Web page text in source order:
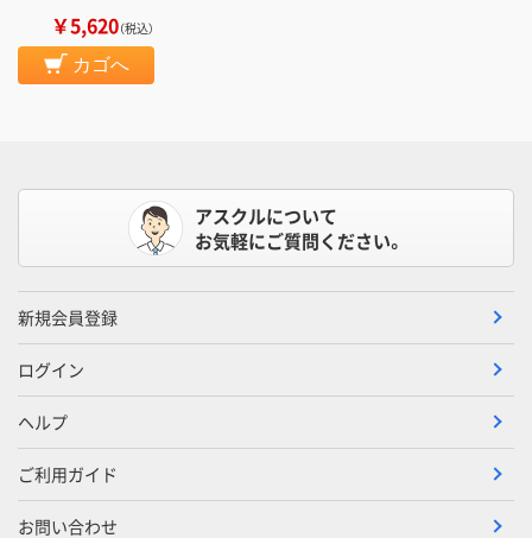
￥5,620（税込）
カゴへ
アスクルについて
お気軽にご質問ください。
新規会員登録
ログイン
ヘルプ
ご利用ガイド
お問い合わせ